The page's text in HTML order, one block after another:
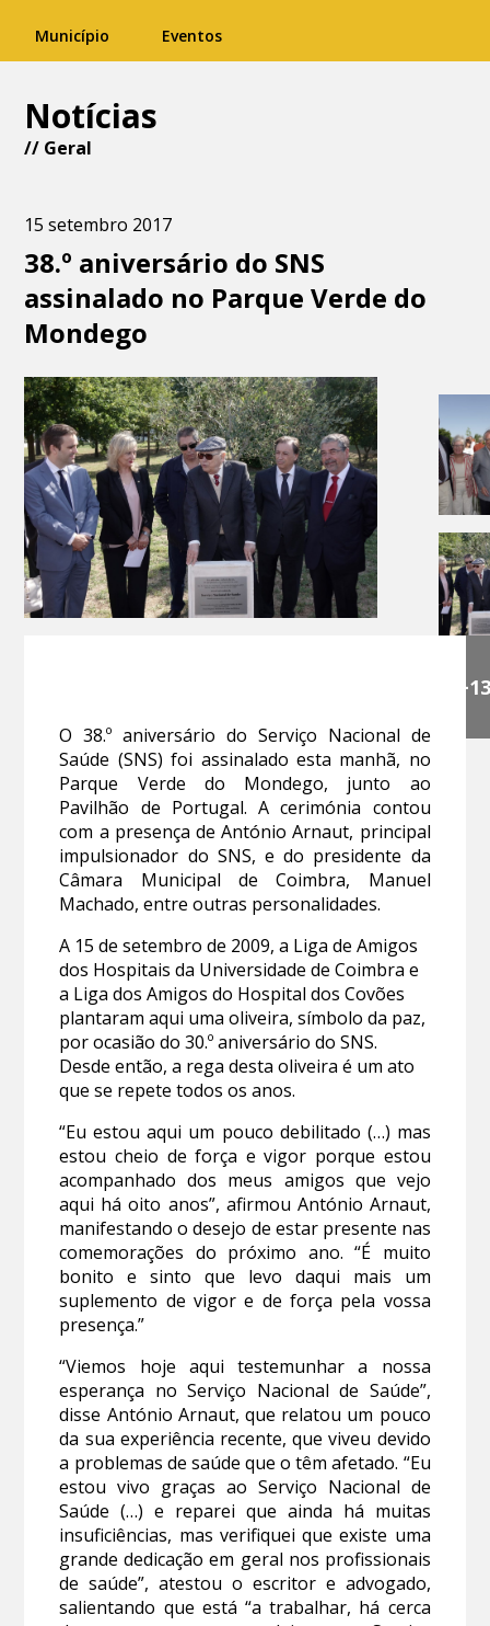
Município Eventos
Notícias
// Geral
15 setembro 2017
38.º aniversário do SNS
assinalado no Parque Verde do
Mondego
+13
O 38.º aniversário do Serviço Nacional de
Saúde (SNS) foi assinalado esta manhã, no
Parque Verde do Mondego, junto ao
Pavilhão de Portugal. A cerimónia contou
com a presença de António Arnaut, principal
impulsionador do SNS, e do presidente da
Câmara Municipal de Coimbra, Manuel
Machado, entre outras personalidades.
A 15 de setembro de 2009, a Liga de Amigos
dos Hospitais da Universidade de Coimbra e
a Liga dos Amigos do Hospital dos Covões
plantaram aqui uma oliveira, símbolo da paz,
por ocasião do 30.º aniversário do SNS.
Desde então, a rega desta oliveira é um ato
que se repete todos os anos.
“Eu estou aqui um pouco debilitado (…) mas
estou cheio de força e vigor porque estou
acompanhado dos meus amigos que vejo
aqui há oito anos”, afirmou António Arnaut,
manifestando o desejo de estar presente nas
comemorações do próximo ano. “É muito
bonito e sinto que levo daqui mais um
suplemento de vigor e de força pela vossa
presença.”
“Viemos hoje aqui testemunhar a nossa
esperança no Serviço Nacional de Saúde”,
disse António Arnaut, que relatou um pouco
da sua experiência recente, que viveu devido
a problemas de saúde que o têm afetado. “Eu
estou vivo graças ao Serviço Nacional de
Saúde (…) e reparei que ainda há muitas
insuficiências, mas verifiquei que existe uma
grande dedicação em geral nos profissionais
de saúde”, atestou o escritor e advogado,
salientando que está “a trabalhar, há cerca